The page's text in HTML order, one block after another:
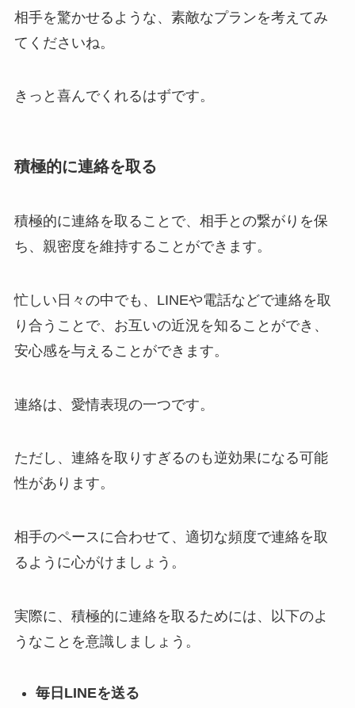
相手を驚かせるような、素敵なプランを考えてみ
てくださいね。
きっと喜んでくれるはずです。
積極的に連絡を取る
積極的に連絡を取ることで、相手との繋がりを保
ち、親密度を維持することができます。
忙しい日々の中でも、LINEや電話などで連絡を取
り合うことで、お互いの近況を知ることができ、
安心感を与えることができます。
連絡は、愛情表現の一つです。
ただし、連絡を取りすぎるのも逆効果になる可能
性があります。
相手のペースに合わせて、適切な頻度で連絡を取
るように心がけましょう。
実際に、積極的に連絡を取るためには、以下のよ
うなことを意識しましょう。
毎日LINEを送る